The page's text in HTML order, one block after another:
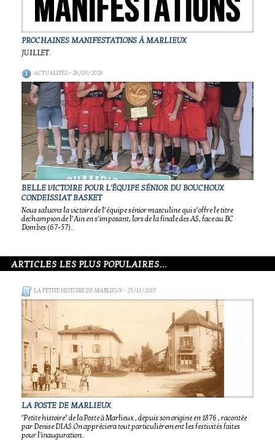
PROCHAINES MANIFESTATIONS À MARLIEUX
JUILLET.
ACTUALITÉS- 26/05/2026
BELLE VICTOIRE POUR L'ÉQUIPE SÉNIOR DU BOUCHOUX
CONDEISSIAT BASKET
Nous saluons la victoire de l’équipe sénior masculine qui s’offre le titre
dechampion de l’Ain en s’imposant, lors de la finale des AS, face au BC
Dombes (67-57)..
ARTICLES LES PLUS POPULAIRES...
LA PETITE HISTOIRE DE MARLIEUX- 25/11/2015
LA POSTE DE MARLIEUX
"Petite histoire" de la Poste à Marlieux , depuis son origine en 1876 , racontée
par Denise DIAS.On appréciera tout particulièrement les festivités faites
pour l'inauguration..